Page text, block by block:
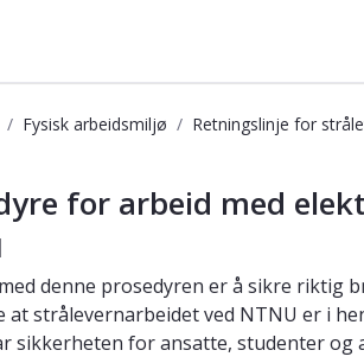
Fysisk arbeidsmiljø Retningslinje for
for arbeid med
denne prosedyren er å sikre riktig
at strålevernarbeidet ved NTNU er i
sikkerheten for ansatte, studenter og